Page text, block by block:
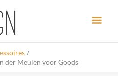
der Meulen voor Goods